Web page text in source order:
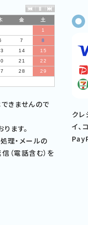
金
土
1
7
8
14
15
21
22
28
29
きませんので
ます。
理・メールの
（電話含む）を
ク
イ、